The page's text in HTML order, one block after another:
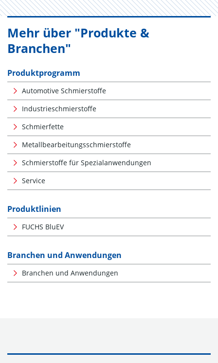
Mehr über "Produkte &
Branchen"
Produktprogramm
Automotive Schmierstoffe
Industrieschmierstoffe
Schmierfette
Metallbearbeitungsschmierstoffe
Schmierstoffe für Spezialanwendungen
Service
Produktlinien
FUCHS BluEV
Branchen und Anwendungen
Branchen und Anwendungen